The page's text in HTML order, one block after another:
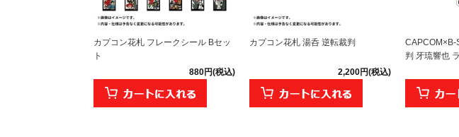
カプコン花札 フレークシール Bセッ
ト
880円(税込)
カプコン花札 湯呑 逆転裁判
2,200円(税込)
CAPCOM×B-
判 牙琉響也